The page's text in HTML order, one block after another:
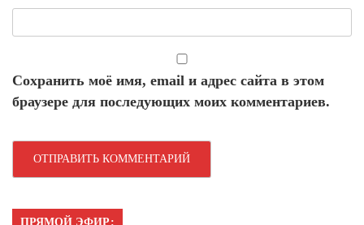
Сохранить моё имя, email и адрес сайта в этом
браузере для последующих моих комментариев.
ПРЯМОЙ ЭФИР: